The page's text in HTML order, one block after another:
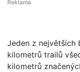
Jeden z největších
kilometrů trailů
kilometrů